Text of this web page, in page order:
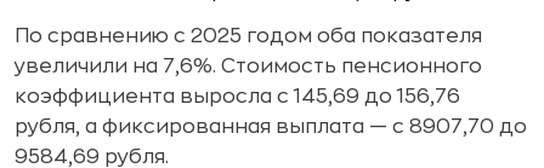
По сравнению с 2025 годом оба показателя
увеличили на 7,6%. Стоимость пенсионного
коэффициента выросла с 145,69 до 156,76
рубля, а фиксированная выплата — с 8907,70 до
9584,69 рубля.